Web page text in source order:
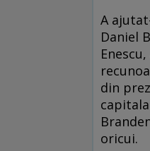
A
Daniel
din
oricui.